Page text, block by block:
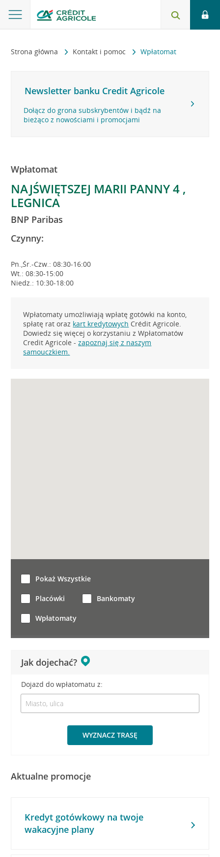
Strona główna Kontakt i pomoc Wpłatomat
Newsletter banku Credit Agricole
Dołącz do grona subskrybentów i bądź na
bieżąco z nowościami i promocjami
Wpłatomat
NAJŚWIĘTSZEJ MARII PANNY 4 ,
LEGNICA
BNP Paribas
Czynny:
Pn.,Śr.-Czw.: 08:30-16:00
Wt.: 08:30-15:00
Niedz.: 10:30-18:00
Wpłatomaty umożliwiają wpłatę gotówki na konto,
spłatę rat oraz kart kredytowych Crédit Agricole.
Dowiedz się więcej o korzystaniu z Wpłatomatów
Credit Agricole -zapoznaj się z naszym
samouczkiem.
Jak dojechać?
Dojazd do wpłatomatu z:
WYZNACZ TRASĘ
Pokaż Wszystkie
Placówki Bankomaty
Wpłatomaty
Aktualne promocje
Kredyt gotówkowy na twoje
wakacyjne plany